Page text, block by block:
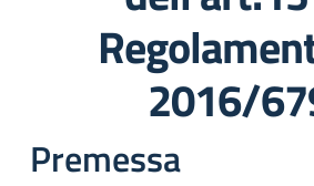
2016/
Premessa